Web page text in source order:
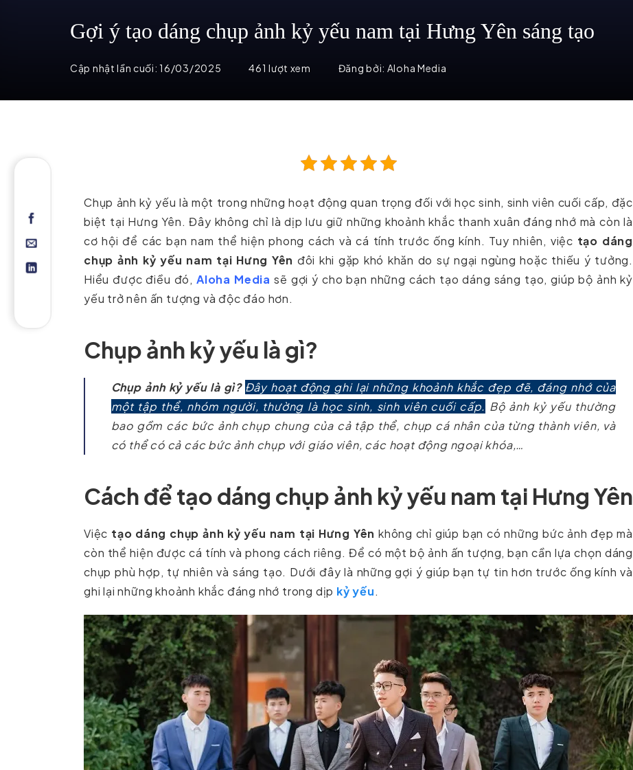
Gợi ý tạo dáng chụp ảnh kỷ yếu nam tại Hưng Yên sáng tạo
Cập nhật lần cuối:16/03/2025 461 lượt xem Đăng bởi: Aloha Media
Chụp ảnh kỷ yếu là một trong những hoạt động quan trọng đối với học sinh, sinh viên cuối cấp, đặc
biệt tại Hưng Yên. Đây không chỉ là dịp lưu giữ những khoảnh khắc thanh xuân đáng nhớ mà còn là
cơ hội để các bạn nam thể hiện phong cách và cá tính trước ống kính. Tuy nhiên, việc tạo dáng
chụp ảnh kỷ yếu nam tại Hưng Yên đôi khi gặp khó khăn do sự ngại ngùng hoặc thiếu ý tưởng.
Hiểu được điều đó,Aloha Media sẽ gợi ý cho bạn những cách tạo dáng sáng tạo, giúp bộ ảnh kỷ
yếu trở nên ấn tượng và độc đáo hơn.
Chụp ảnh kỷ yếu là gì?
Chụp ảnh kỷ yếu là gì? Đây hoạt động ghi lại những khoảnh khắc đẹp đẽ, đáng nhớ của
một tập thể, nhóm người, thường là học sinh, sinh viên cuối cấp. Bộ ảnh kỷ yếu thường
bao gồm các bức ảnh chụp chung của cả tập thể, chụp cá nhân của từng thành viên, và
có thể có cả các bức ảnh chụp với giáo viên, các hoạt động ngoại khóa,…
Cách để tạo dáng chụp ảnh kỷ yếu nam tại Hưng Yên
Việc tạo dáng chụp ảnh kỷ yếu nam tại Hưng Yên không chỉ giúp bạn có những bức ảnh đẹp mà
còn thể hiện được cá tính và phong cách riêng. Để có một bộ ảnh ấn tượng, bạn cần lựa chọn dáng
chụp phù hợp, tự nhiên và sáng tạo. Dưới đây là những gợi ý giúp bạn tự tin hơn trước ống kính và
ghi lại những khoảnh khắc đáng nhớ trong dịp kỷ yếu.